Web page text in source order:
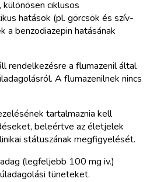
ciklusos
hatások (pl. görcsök és szív-
a benzodiazepin hatásának
rendelkezésre a flumazenil által
A flumazenilnek nincs
tartalmaznia kell
beleértve az életjelek
státuszának megfigyelését.
(legfeljebb 100 mg iv.)
tüneteket.